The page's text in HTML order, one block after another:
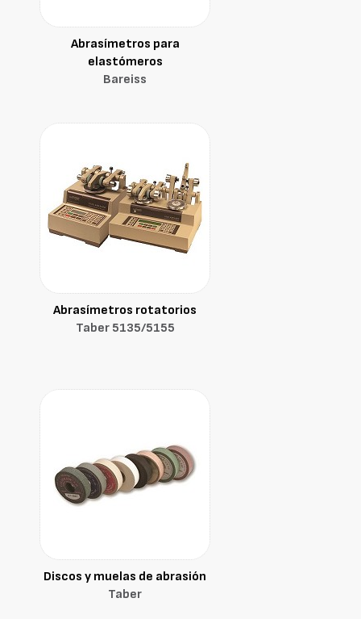
Abrasímetros para
elastómeros
Bareiss
Abrasímetros rotatorios
Taber 5135/5155
Discos y muelas de abrasión
Taber